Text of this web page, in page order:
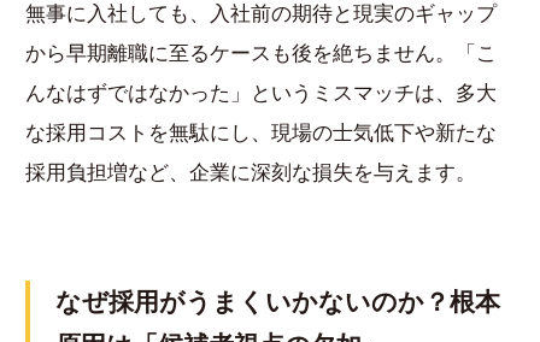
無事に入社しても、入社前の期待と現実のギャップ
から早期離職に至るケースも後を絶ちません。「こ
んなはずではなかった」というミスマッチは、多大
な採用コストを無駄にし、現場の士気低下や新たな
採用負担増など、企業に深刻な損失を与えます。
なぜ採用がうまくいかないのか？根本